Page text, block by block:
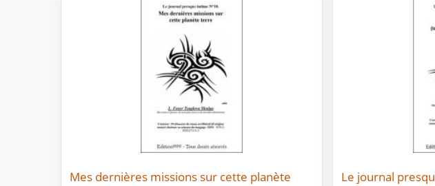
Mes dernières missions sur cette planète
Le journal